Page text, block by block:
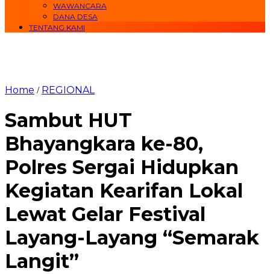
WAWANCARA
DANA DESA
TENTANG KAMI
Home / REGIONAL
Sambut HUT
Bhayangkara ke-80,
Polres Sergai Hidupkan
Kegiatan Kearifan Lokal
Lewat Gelar Festival
Layang-Layang “Semarak
Langit”